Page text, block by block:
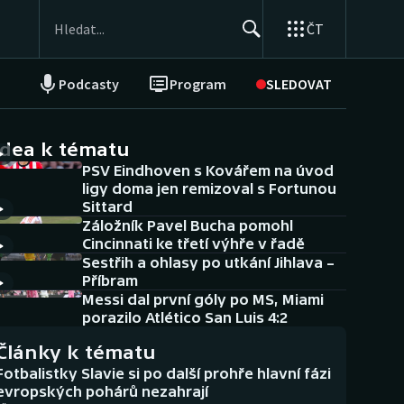
ČT
Podcasty Program SLEDOVAT
NEPŘEHLÉDNĚTE
Historické návraty
Aplikace ČT sport
AZ kvíz
k tématu
PSV Eindhoven s Kovářem na úvod
ligy doma jen remizoval s Fortunou
Sittard
Záložník Pavel Bucha pomohl
Cincinnati ke třetí výhře v řadě
Sestřih a ohlasy po utkání Jihlava –
Příbram
Messi dal první góly po MS, Miami
porazilo Atlético San Luis 4:2
k tématu
Slavie si po další prohře hlavní fázi
pohárů nezahrají